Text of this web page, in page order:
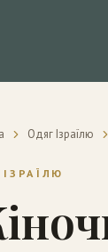
Одяг Ізраїлю